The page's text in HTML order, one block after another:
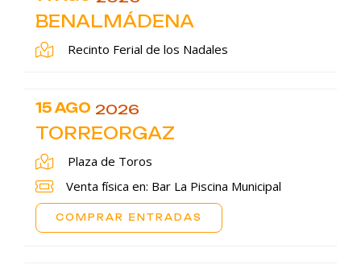
BENALMÁDENA
Recinto Ferial de los Nadales
15 AGO 2026
TORREORGAZ
Plaza de Toros
Venta física en: Bar La Piscina Municipal
COMPRAR ENTRADAS